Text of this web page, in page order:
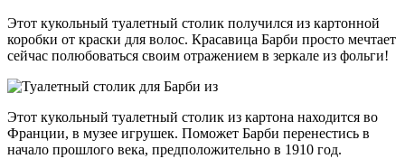
Этот кукольный туалетный столик получился из картонной
коробки от краски для волос. Красавица Барби просто мечтает
сейчас полюбоваться своим отражением в зеркале из фольги!
Этот кукольный туалетный столик из картона находится во
Франции, в музее игрушек. Поможет Барби перенестись в
начало прошлого века, предположительно в 1910 год.